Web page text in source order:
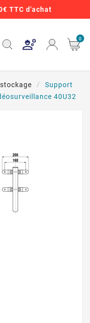
TTC d'achat
0
Support
40U32